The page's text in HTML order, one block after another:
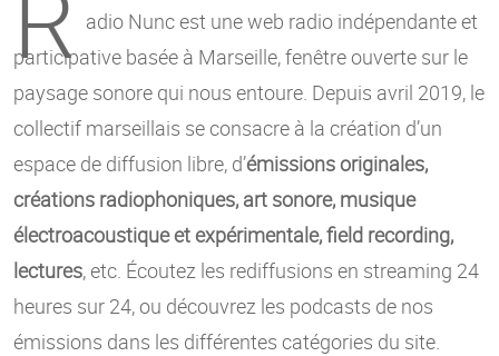
adio Nunc est une web radio indépendante et
participative basée à Marseille, fenêtre ouverte sur le
paysage sonore qui nous entoure. Depuis avril 2019, le
collectif marseillais se consacre à la création d’un
espace de diffusion libre, d’émissions originales,
créations radiophoniques, art sonore, musique
électroacoustique et expérimentale, field recording,
lectures, etc. Écoutez les rediffusions en streaming 24
heures sur 24, ou découvrez les podcasts de nos
émissions dans les différentes catégories du site.